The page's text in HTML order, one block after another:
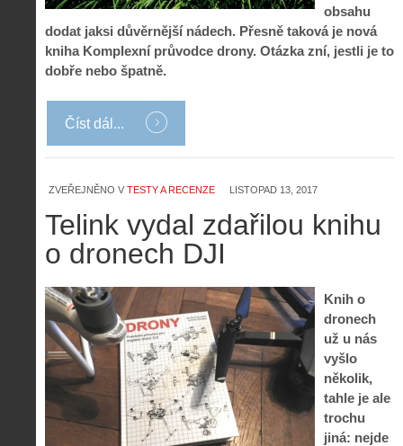
obsahu
dodat jaksi důvěrnější nádech. Přesně taková je nová
kniha Komplexní průvodce drony. Otázka zní, jestli je to
dobře nebo špatně.
Číst dál...
ZVEŘEJNĚNO V TESTY A RECENZE LISTOPAD 13, 2017
Telink vydal zdařilou knihu
o dronech DJI
Knih o
dronech
už u nás
vyšlo
několik,
tahle je ale
trochu
jiná: nejde